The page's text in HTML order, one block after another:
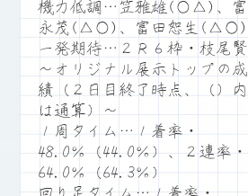
機力低調…笠雅雄(○△)、富
永茂(△○)、富田恕生(△○)
一発期待…２Ｒ６枠・枝尾賢
～オリジナル展示トップの成
績（２日目終了時点、（）内
は通算）～
１周タイム…１着率・
48.0％（44.0％）、２連率・
64.0％（64.3％）